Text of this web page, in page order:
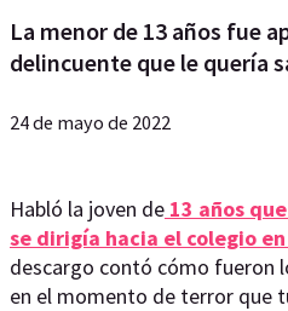
La menor de 13 años fue
delincuente que le quería
24 de mayo de 2022
Habló la joven de 13 años
se dirigía hacia el colegio
descargo contó cómo fueron
en el momento de terror que